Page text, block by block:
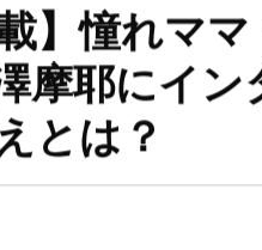
】憧れマ
摩耶にイン
とは？